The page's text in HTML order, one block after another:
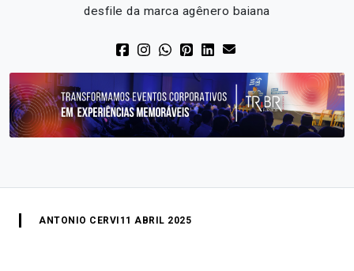
desfile da marca agênero baiana
ANTONIO CERVI 11 ABRIL 2025